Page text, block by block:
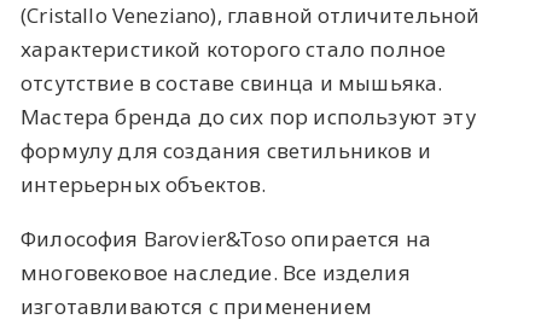
(Cristallo Veneziano), главной отличительной
характеристикой которого стало полное
отсутствие в составе свинца и мышьяка.
Мастера бренда до сих пор используют эту
формулу для создания светильников и
интерьерных объектов.
Философия Barovier&Toso опирается на
многовековое наследие. Все изделия
изготавливаются с применением